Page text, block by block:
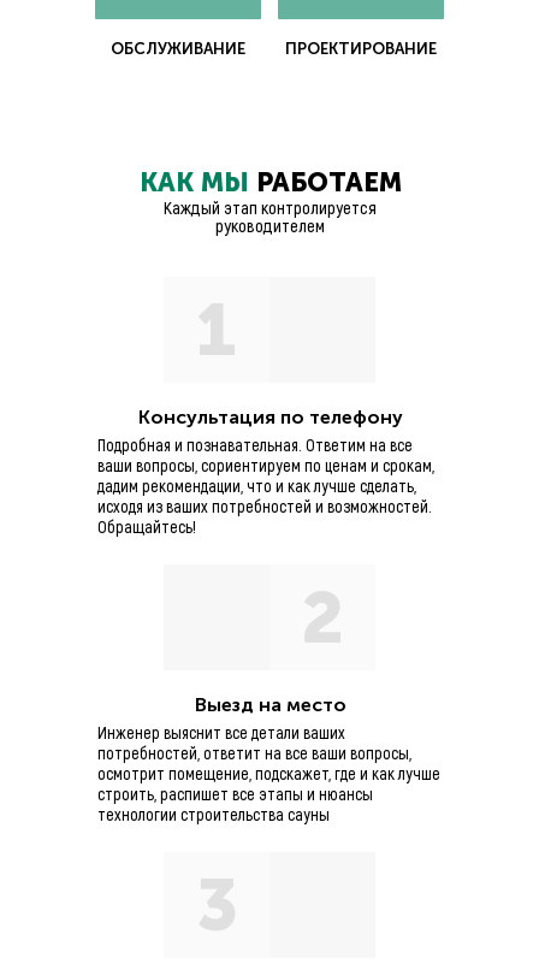
ОБСЛУЖИВАНИЕ ПРОЕКТИРОВАНИЕ
КАК МЫ РАБОТАЕМ
Каждый этап контролируется
руководителем
Консультация по телефону
Подробная и познавательная. Ответим на все
ваши вопросы, сориентируем по ценам и срокам,
дадим рекомендации, что и как лучше сделать,
исходя из ваших потребностей и возможностей.
Обращайтесь!
Выезд на место
Инженер выяснит все детали ваших
потребностей, ответит на все ваши вопросы,
осмотрит помещение, подскажет, где и как лучше
строить, распишет все этапы и нюансы
технологии строительства сауны
1
2
3